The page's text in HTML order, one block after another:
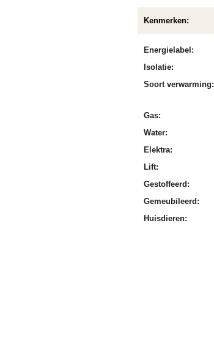
Kenmerken:
Energielabel:
Isolatie:
Soort verwarming:
Gas:
Water:
Elektra:
Lift:
Gestoffeerd:
Gemeubileerd:
Huisdieren: